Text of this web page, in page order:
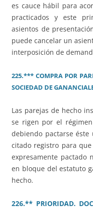
es cauce hábil para
practicados y este
asientos de
puede cancelar un
interposición de
225.*** COMPRA POR
SOCIEDAD DE
Las parejas de hecho
se rigen por el
debiendo pactarse
citado registro para
expresamente pactado
en bloque del estatuto
hecho.
226.** PRIORIDAD.